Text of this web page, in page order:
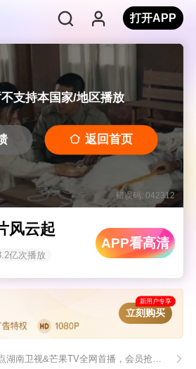
打开APP
支持本国家/地区播放
返回首页
错误码: 042312
风云起
亿次播放
APP看高清
新用户专享
立刻购买
每晚20点湖南卫视&芒果TV全网首播，会员抢先看6集